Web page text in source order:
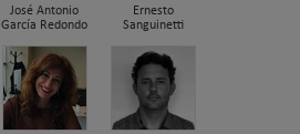
José Antonio
García Redondo
Ernesto
Sanguinetti